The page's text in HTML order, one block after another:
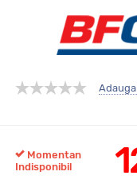
Momentan
Indisponibil